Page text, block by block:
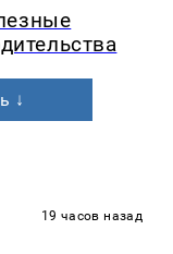
↓
19 часов назад